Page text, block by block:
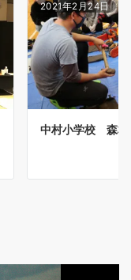
2021年2月24日
中村小学校 森林